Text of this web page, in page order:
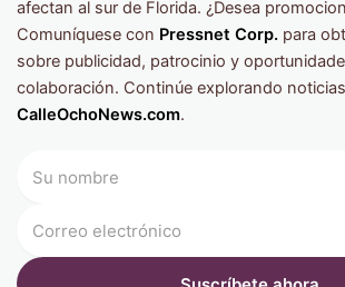
afectan al sur de Florida. ¿Desea
Comuníquese con Pressnet Corp. para
sobre publicidad, patrocinio y
colaboración. Continúe explorando
CalleOchoNews.com.